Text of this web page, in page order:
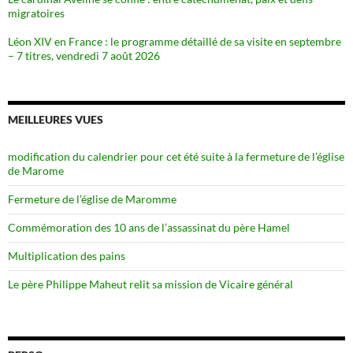
migratoires
Léon XIV en France : le programme détaillé de sa visite en septembre
– 7 titres, vendredi 7 août 2026
MEILLEURES VUES
modification du calendrier pour cet été suite à la fermeture de l’église
de Marome
Fermeture de l’église de Maromme
Commémoration des 10 ans de l’assassinat du père Hamel
Multiplication des pains
Le père Philippe Maheut relit sa mission de Vicaire général